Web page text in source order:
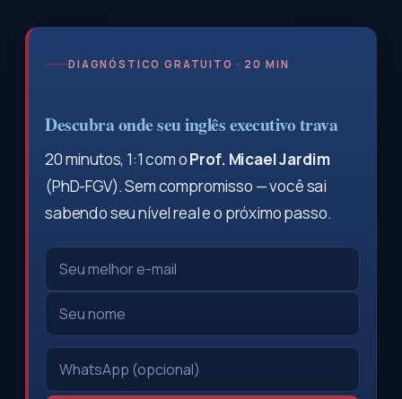
DIAGNÓSTICO GRATUITO · 20 MIN
Descubra onde seu inglês executivo trava
20 minutos, 1:1 com oProf. Micael Jardim
(PhD-FGV). Sem compromisso — você sai
sabendo seu nível real e o próximo passo.